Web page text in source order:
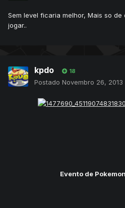
Sem level ficaria melhor, Mais so
jogar..
kpdo 18
Postado Novembro 26, 2013
Evento de